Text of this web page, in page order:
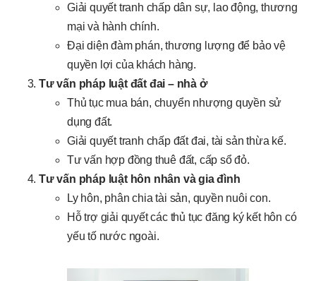
Giải quyết tranh chấp dân sự, lao động, thương
mại và hành chính.
Đại diện đàm phán, thương lượng để bảo vệ
quyền lợi của khách hàng.
Tư vấn pháp luật đất đai – nhà ở
Thủ tục mua bán, chuyển nhượng quyền sử
dụng đất.
Giải quyết tranh chấp đất đai, tài sản thừa kế.
Tư vấn hợp đồng thuê đất, cấp sổ đỏ.
Tư vấn pháp luật hôn nhân và gia đình
Ly hôn, phân chia tài sản, quyền nuôi con.
Hỗ trợ giải quyết các thủ tục đăng ký kết hôn có
yếu tố nước ngoài.